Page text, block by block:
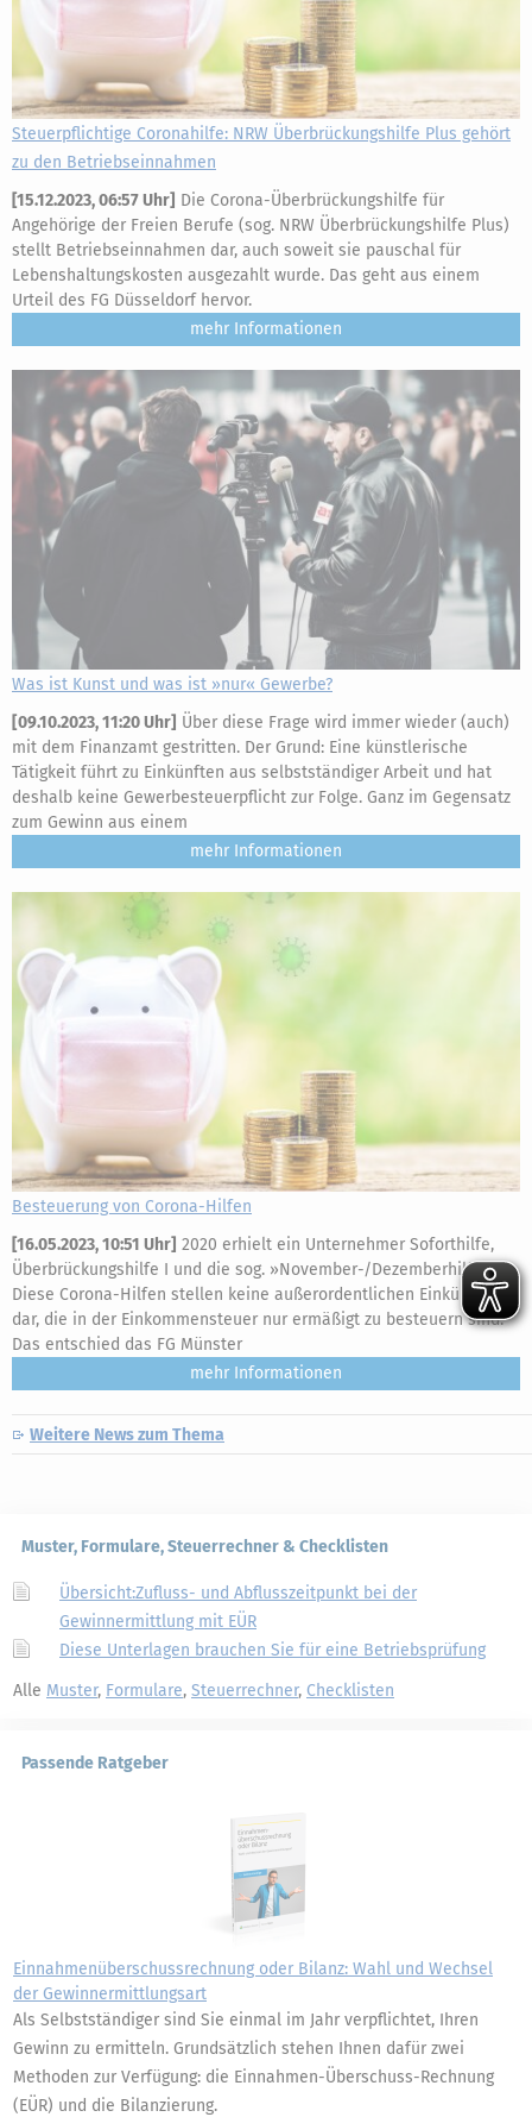
Steuerpflichtige Coronahilfe: NRW Überbrückungshilfe Plus gehört
zu den Betriebseinnahmen
[15.12.2023, 06:57 Uhr] Die Corona-Überbrückungshilfe für
Angehörige der Freien Berufe (sog. NRW Überbrückungshilfe Plus)
stellt Betriebseinnahmen dar, auch soweit sie pauschal für
Lebenshaltungskosten ausgezahlt wurde. Das geht aus einem
Urteil des FG Düsseldorf hervor.
mehr
Was ist Kunst und was ist »nur« Gewerbe?
[09.10.2023, 11:20 Uhr] Über diese Frage wird immer wieder (auch)
mit dem Finanzamt gestritten. Der Grund: Eine künstlerische
Tätigkeit führt zu Einkünften aus selbstständiger Arbeit und hat
deshalb keine Gewerbesteuerpflicht zur Folge. Ganz im Gegensatz
zum Gewinn aus einem
mehr
Besteuerung von Corona-Hilfen
[16.05.2023, 10:51 Uhr] 2020 erhielt ein Unternehmer Soforthilfe,
Überbrückungshilfe I und die sog. »November-/Dezemberhilfe«.
Diese Corona-Hilfen stellen keine außerordentlichen Einkünfte
dar, die in der Einkommensteuer nur ermäßigt zu besteuern sind.
Das entschied das FG Münster
mehr
Weitere News zum Thema
Muster, Formulare, Steuerrechner & Checklisten
Übersicht:Zufluss- und Abflusszeitpunkt bei der
Gewinnermittlung mit EÜR
Diese Unterlagen brauchen Sie für eine Betriebsprüfung
Alle Muster, Formulare, Steuerrechner, Checklisten
Passende Ratgeber
Einnahmenüberschussrechnung oder Bilanz: Wahl und Wechsel
der Gewinnermittlungsart
Als Selbstständiger sind Sie einmal im Jahr verpflichtet, Ihren
Gewinn zu ermitteln. Grundsätzlich stehen Ihnen dafür zwei
Methoden zur Verfügung: die Einnahmen-Überschuss-Rechnung
(EÜR) und die Bilanzierung.